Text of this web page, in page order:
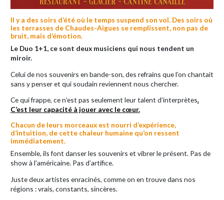
Il y a des soirs d’été où le temps suspend son vol. Des soirs où
les terrasses de Chaudes-Aigues se remplissent, non pas de
bruit, mais d’émotion.
Le Duo 1+1, ce sont deux musiciens qui nous tendent un
miroir.
Celui de nos souvenirs en bande-son, des refrains que l’on chantait
sans y penser et qui soudain reviennent nous chercher.
Ce qui frappe, ce n’est pas seulement leur talent d’interprètes.
C’est leur capacité à jouer avec le cœur.
Chacun de leurs morceaux est nourri d’expérience,
d’intuition, de cette chaleur humaine qu’on ressent
immédiatement.
Ensemble, ils font danser les souvenirs et vibrer le présent. Pas de
show à l’américaine. Pas d’artifice.
Juste deux artistes enracinés, comme on en trouve dans nos
régions : vrais, constants, sincères.